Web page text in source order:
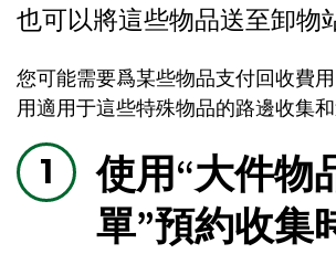
也可以將這些物品送至卸物
您可能需要爲某些物品支付回收費
用適用于這些特殊物品的路邊收集
使用“大件物
單”預約收集